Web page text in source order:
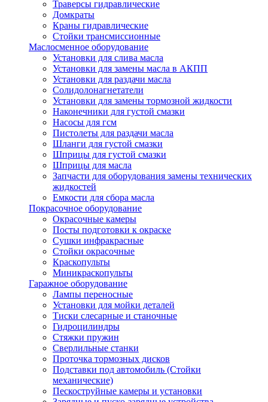
Траверсы гидравлические
Домкраты
Краны гидравлические
Стойки трансмиссионные
Маслосменное оборудование
Установки для слива масла
Установки для замены масла в АКПП
Установки для раздачи масла
Солидолонагнетатели
Установки для замены тормозной жидкости
Наконечники для густой смазки
Насосы для гсм
Пистолеты для раздачи масла
Шланги для густой смазки
Шприцы для густой смазки
Шприцы для масла
Запчасти для оборудования замены технических
жидкостей
Емкости для сбора масла
Покрасочное оборудование
Окрасочные камеры
Посты подготовки к окраске
Сушки инфракрасные
Стойки окрасочные
Краскопульты
Миникраскопульты
Гаражное оборудование
Лампы переносные
Установки для мойки деталей
Тиски слесарные и станочные
Гидроцилиндры
Стяжки пружин
Сверлильные станки
Проточка тормозных дисков
Подставки под автомобиль (Стойки
механические)
Пескоструйные камеры и установки